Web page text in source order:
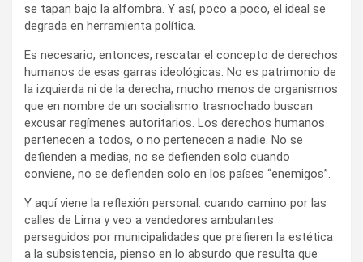
se tapan bajo la alfombra. Y así, poco a poco, el ideal se
degrada en herramienta política.
Es necesario, entonces, rescatar el concepto de derechos
humanos de esas garras ideológicas. No es patrimonio de
la izquierda ni de la derecha, mucho menos de organismos
que en nombre de un socialismo trasnochado buscan
excusar regímenes autoritarios. Los derechos humanos
pertenecen a todos, o no pertenecen a nadie. No se
defienden a medias, no se defienden solo cuando
conviene, no se defienden solo en los países “enemigos”.
Y aquí viene la reflexión personal: cuando camino por las
calles de Lima y veo a vendedores ambulantes
perseguidos por municipalidades que prefieren la estética
a la subsistencia, pienso en lo absurdo que resulta que